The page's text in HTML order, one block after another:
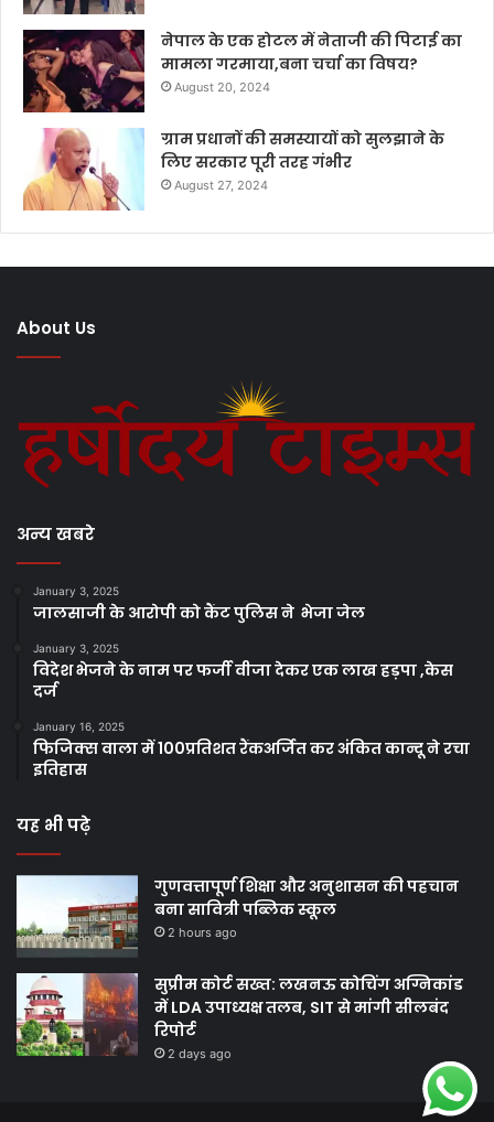
नेपाल के एक होटल में नेताजी की पिटाई का
मामला गरमाया,बना चर्चा का विषय?
August 20, 2024
ग्राम प्रधानों की समस्यायों को सुलझाने के
लिए सरकार पूरी तरह गंभीर
August 27, 2024
About Us
अन्य खबरे
January 3, 2025
जालसाजी के आरोपी को कैंट पुलिस ने भेजा जेल
January 3, 2025
विदेश भेजने के नाम पर फर्जी वीजा देकर एक लाख हड़पा ,केस
दर्ज
January 16, 2025
फिजिक्स वाला में 100प्रतिशत रैंकअर्जित कर अंकित कान्दू ने रचा
इतिहास
यह भी पढ़े
गुणवत्तापूर्ण शिक्षा और अनुशासन की पहचान
बना सावित्री पब्लिक स्कूल
2 hours ago
सुप्रीम कोर्ट सख्त: लखनऊ कोचिंग अग्निकांड
में LDA उपाध्यक्ष तलब, SIT से मांगी सीलबंद
रिपोर्ट
2 days ago